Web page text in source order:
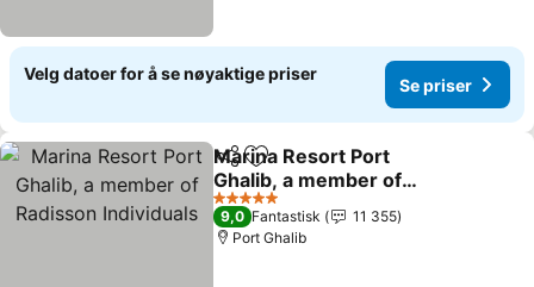
Velg datoer for å se nøyaktige priser
Se priser
Del Legg til i favoritter
Marina Resort Port
Ghalib, a member of
Radisson Individuals
Se priser
5 Stjerner
9,0 Fantastisk
11 355
Port Ghalib